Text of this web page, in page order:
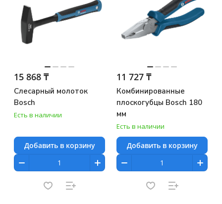
15 868 ₸
Слесарный молоток
Bosch
Есть в наличии
Добавить в корзину
11 727 ₸
Комбинированные
плоскогубцы Bosch 180
мм
Есть в наличии
Добавить в корзину